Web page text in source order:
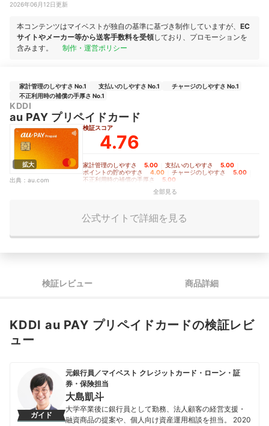
2026年06月12日更新
本コンテンツはマイベストが独自の基準に基づき制作していますが、 EC
サイトやメーカー等から送客手数料を受領しており、プロモーションを
含みます。
制作・運営ポリシー
家計管理のしやすさ No.1 支払いのしやすさ No.1
チャージのしやすさ No.1
不正利用時の補償の手厚さ No.1
KDDI
au PAY プリペイドカード
拡大
出典： au.com
検証スコア
4.76
家計管理のしやすさ 5.00 支払いのしやすさ 5.00
ポイントの貯めやすさ 4.00 チャージのしやすさ 5.00
不正利用時の補償の手厚さ
5.00
全部見る
公式サイトで詳細を見る
検証レビュー 商品詳細
KDDI au PAY プリペイドカードの検証レビ
ュー
ガイド
元銀行員／マイベスト クレジットカード・ローン・証
券・保険担当
大島凱斗
大学卒業後に銀行員として勤務、法人顧客の経営支援・
融資商品の提案や、個人向け資産運用相談を担当。 2020